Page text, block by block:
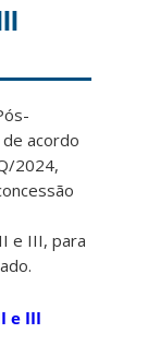
acordo
2024,
e III, para
e III